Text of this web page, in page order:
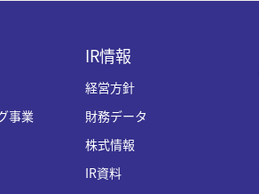
事業
IR情報
経営方針
財務データ
株式情報
IR資料